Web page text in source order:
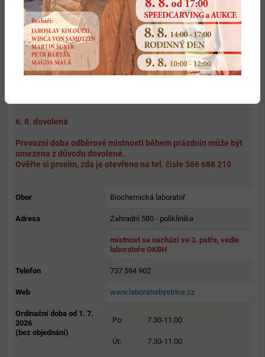
Uvedeny jsou pouze dovolené a volna, která byla
lékařem nahlášena.
Provozovatel webu neodpovídá za problémy v případě
nenahlášenívolna od lékaře.
6. 8. dovolená
Provozni doba odběrové mistnosti během prázdnin může být
omezena z důvodu dovolené.
Ověřte si prosím, zda je otevřeno na tel. čisle 566 688 210
Obor Biochemická laboratoř
Adresa Zahradní 580 - poliklinika
místnost se nachází ve 3. patře, vedle
laboratoře OKBH
Telefon 737 594 902
Web www.laboratorbystrice.cz
Ordinační doba od 1. 7.
2026
(bez objednání)
Po: 7.30-11.00
Út: 7.30-11.00